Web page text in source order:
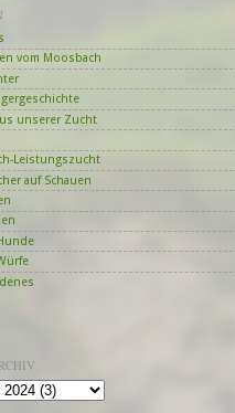
vom Moosbach
unserer Zucht
Leistungszucht
auf Schauen